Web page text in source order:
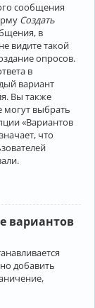
сообщения
Создать
в
видите такой
опросов.
в
вариант
Вы также
могут выбрать
«Вариантов
что
вариантов
добавить